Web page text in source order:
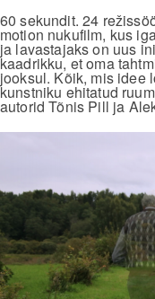
60 sekundit. 24
motion nukufilm, kus
ja lavastajaks on uus
kaadrikku, et oma
jooksul. Kõik, mis idee
kunstniku ehitatud
autorid Tõnis Pill ja